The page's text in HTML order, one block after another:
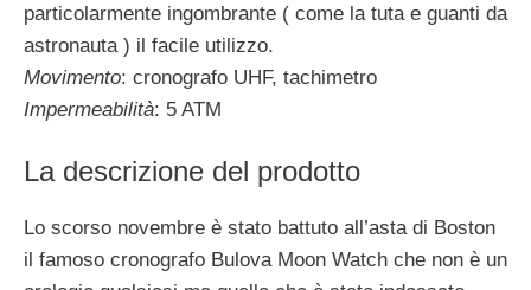
particolarmente ingombrante ( come la tuta e guanti da
astronauta ) il facile utilizzo.
Movimento: cronografo UHF, tachimetro
Impermeabilità: 5 ATM
La descrizione del prodotto
Lo scorso novembre è stato battuto all’asta di Boston
il famoso cronografo Bulova Moon Watch che non è un